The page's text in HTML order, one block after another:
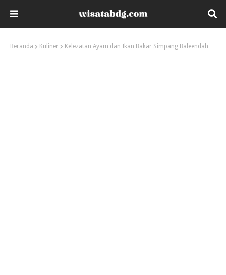
Beranda Kuliner Kelezatan Ayam dan Ikan Bakar Simpang Baleendah